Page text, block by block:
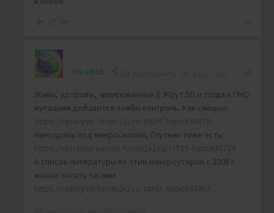
27
Viva888 Alina
Живы, здоровы, чипированные.)) Ждут 5G и тогда к ГМО-
мутациям добавится зомби-контроль. Как смешно.
https://raskrytie.forum2x2.ru/t5095-topic#49379
Нанодрянь под микроскопом, Спутник тоже есть:
https://disclosureunion.forum2x2.ru/t7729-topic#45734
А список литературы по этим нанороутерам с 2008 г.
можно читать часами.
https://raskrytie.forum2x2.ru/t4881-topic#47483